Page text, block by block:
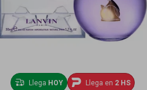
Llega HOY Llega en 2 HS